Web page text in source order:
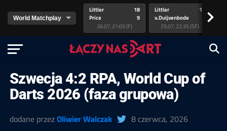
Littler
Price
18
9
26.07, 21:05 (F)
Littler
v.Duijvenbode
17
25.07, 22:35 (SF)
>
Szwecja 4:2 RPA, World Cup of
Darts 2026 (faza grupowa)
dodane przezOliwier Walczak 8 czerwca, 2026